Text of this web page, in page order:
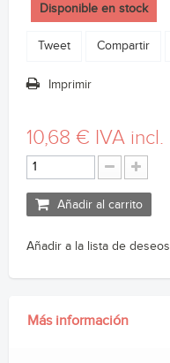
Disponible en stock
Tweet Compartir
Imprimir
10,68 € IVA incl.
Añadir al carrito
Añadir a la lista de deseos
Más información